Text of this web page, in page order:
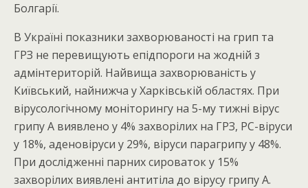
Болгарії.
В Україні показники захворюваності на грип та
ГРЗ не перевищують епідпороги на жодній з
адмінтериторій. Найвища захворюваність у
Київський, найнижча у Харківській областях. При
вірусологічному моніторингу на 5-му тижні вірус
грипу А виявлено у 4% захворілих на ГРЗ, РС-віруси
у 18%, аденовіруси у 29%, віруси парагрипу у 48%.
При дослідженні парних сироваток у 15%
захворілих виявлені антитіла до вірусу грипу А.